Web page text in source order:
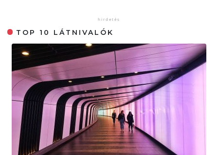
TOP 10 LÁTNIVALÓK